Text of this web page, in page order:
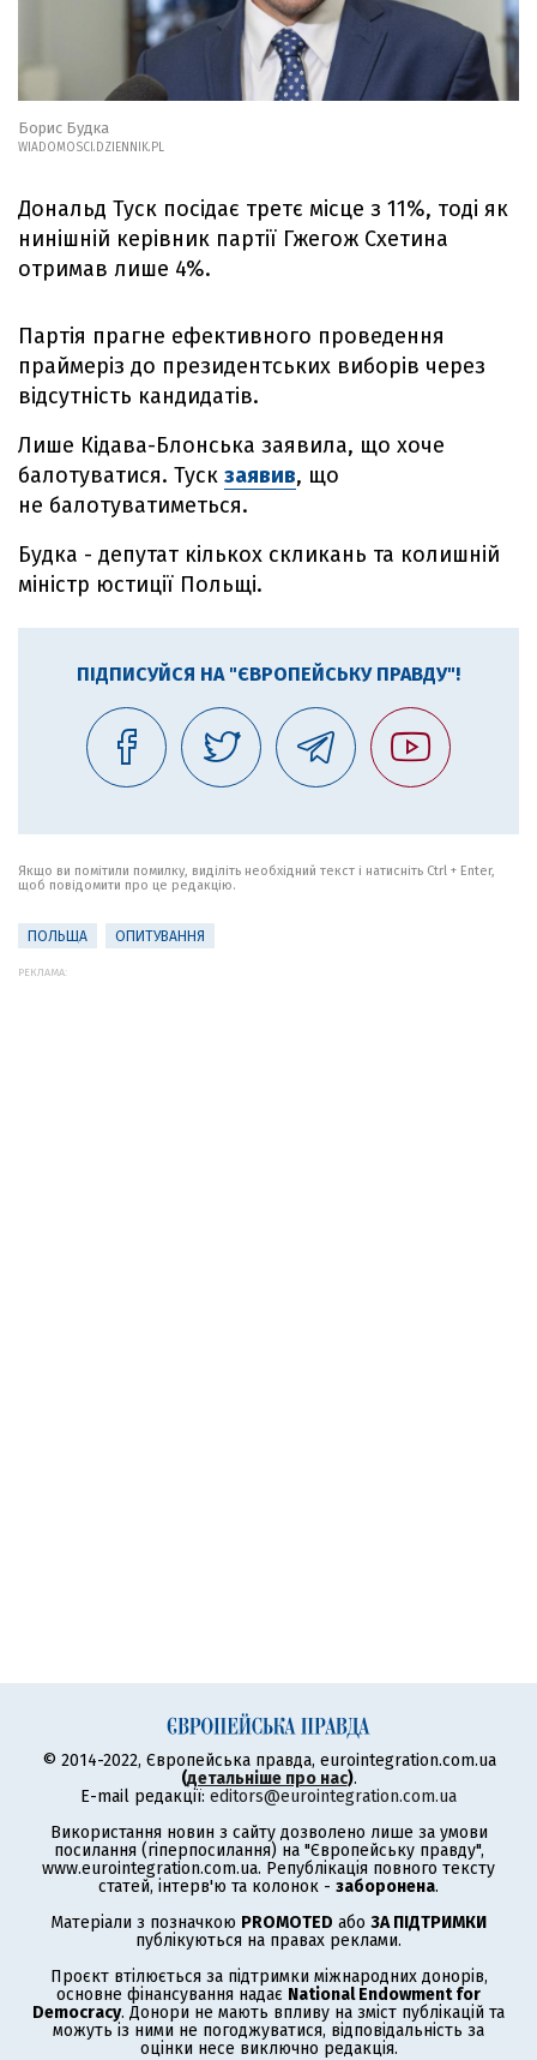
Борис Будка
WIADOMOSCI.DZIENNIK.PL
Дональд Туск посідає третє місце з 11%, тоді як
нинішній керівник партії Гжегож Схетина
отримав лише 4%.
Партія прагне ефективного проведення
праймеріз до президентських виборів через
відсутність кандидатів.
Лише Кідава-Блонська заявила, що хоче
балотуватися. Туск заявив, що
не балотуватиметься.
Будка - депутат кількох скликань та колишній
міністр юстиції Польщі.
ПІДПИСУЙСЯ НА "ЄВРОПЕЙСЬКУ ПРАВДУ"!
Якщо ви помітили помилку, виділіть необхідний текст і натисніть Ctrl + Enter,
щоб повідомити про це редакцію.
ПОЛЬЩА ОПИТУВАННЯ
РЕКЛАМА:
© 2014-2022, Європейська правда, eurointegration.com.ua
(детальніше про нас).
E-mail редакції: editors@eurointegration.com.ua
Використання новин з сайту дозволено лише за умови
посилання (гіперпосилання) на "Європейську правду",
www.eurointegration.com.ua. Републікація повного тексту
статей, інтерв'ю та колонок - заборонена.
Матеріали з позначкою PROMOTED або ЗА ПІДТРИМКИ
публікуються на правах реклами.
Проєкт втілюється за підтримки міжнародних донорів,
основне фінансування надає National Endowment for
Democracy. Донори не мають впливу на зміст публікацій та
можуть із ними не погоджуватися, відповідальність за
оцінки несе виключно редакція.